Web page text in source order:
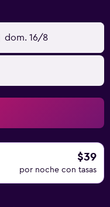
dom. 16/8
$39
por noche con tasas